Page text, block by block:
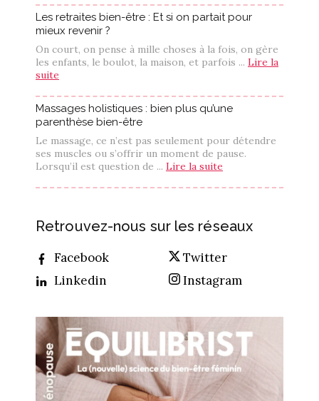
Les retraites bien-être : Et si on partait pour
mieux revenir ?
On court, on pense à mille choses à la fois, on gère
les enfants, le boulot, la maison, et parfois ... Lire la
suite
Massages holistiques : bien plus qu’une
parenthèse bien-être
Le massage, ce n’est pas seulement pour détendre
ses muscles ou s’offrir un moment de pause.
Lorsqu’il est question de ... Lire la suite
Retrouvez-nous sur les réseaux
Facebook
Twitter
Linkedin
Instagram